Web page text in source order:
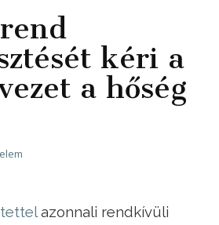
kéri a
a hőség
azonnali rendkívüli